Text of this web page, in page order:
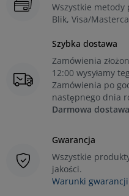
Wszystkie metody
Blik, Visa/
Szybka dostawa
Zamówienia
12:00 wysyłamy
Zamówienia po
następnego dnia
Darmowa
Gwarancja
Wszystkie
jakości.
Warunki